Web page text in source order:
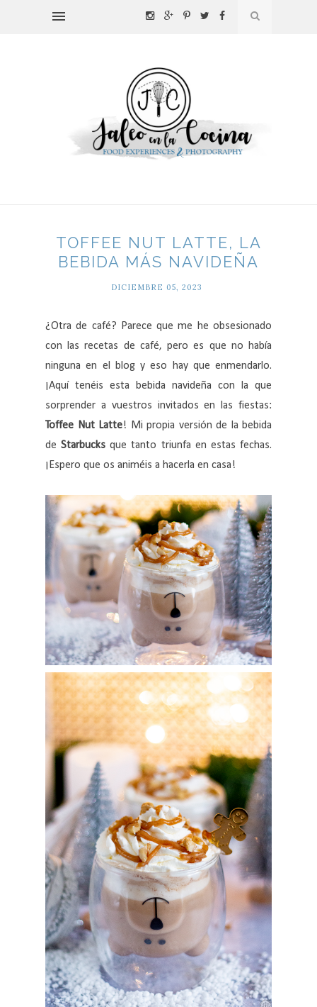
TOFFEE NUT LATTE, LA
BEBIDA MÁS NAVIDEÑA
DICIEMBRE 05, 2023
¿Otra de café? Parece que me he obsesionado
con las recetas de café, pero es que no había
ninguna en el blog y eso hay que enmendarlo.
¡Aquí tenéis esta bebida navideña con la que
sorprender a vuestros invitados en las fiestas:
Toffee Nut Latte! Mi propia versión de la bebida
deStarbucks que tanto triunfa en estas fechas.
¡Espero que os animéis a hacerla en casa!